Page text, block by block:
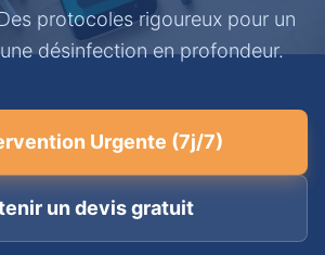
protocoles rigoureux pour un
désinfection en profondeur.
Urgente (7j/7)
un devis gratuit